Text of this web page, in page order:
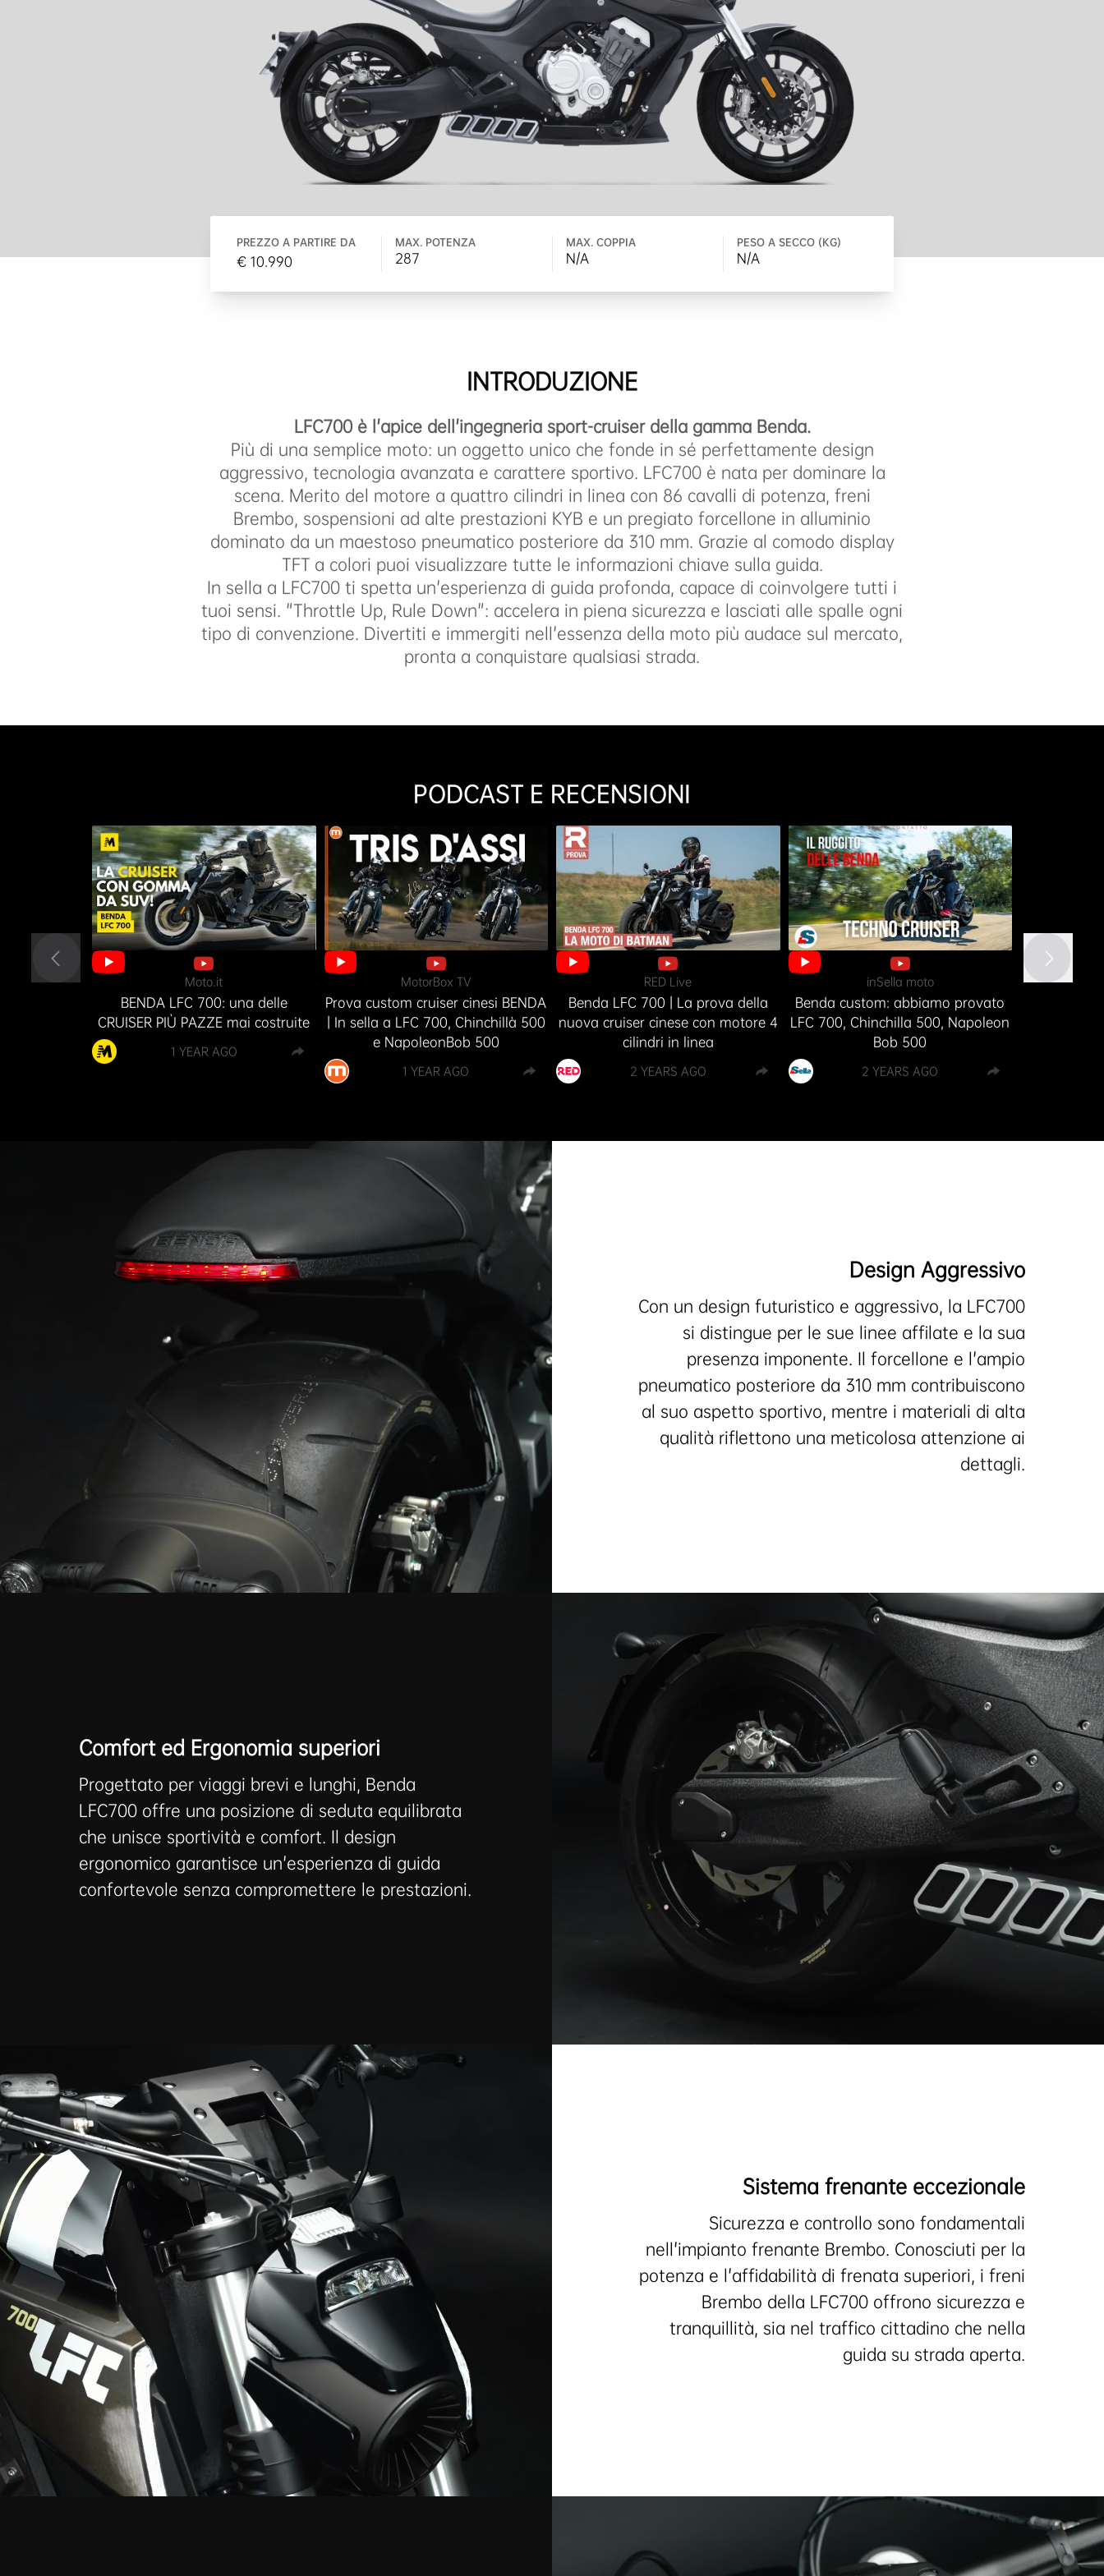
PREZZO A PARTIRE DA
€ 10.990
MAX. POTENZA
287
MAX. COPPIA
N/A
PESO A SECCO (KG)
N/A
INTRODUZIONE
LFC700 è l'apice dell'ingegneria sport-cruiser della gamma Benda.
Più di una semplice moto: un oggetto unico che fonde in sé perfettamente design
aggressivo, tecnologia avanzata e carattere sportivo. LFC700 è nata per dominare la
scena. Merito del motore a quattro cilindri in linea con 86 cavalli di potenza, freni
Brembo, sospensioni ad alte prestazioni KYB e un pregiato forcellone in alluminio
dominato da un maestoso pneumatico posteriore da 310 mm. Grazie al comodo display
TFT a colori puoi visualizzare tutte le informazioni chiave sulla guida.
In sella a LFC700 ti spetta un'esperienza di guida profonda, capace di coinvolgere tutti i
tuoi sensi. "Throttle Up, Rule Down": accelera in piena sicurezza e lasciati alle spalle ogni
tipo di convenzione. Divertiti e immergiti nell'essenza della moto più audace sul mercato,
pronta a conquistare qualsiasi strada.
PODCAST E RECENSIONI
Moto.it
BENDA LFC 700: una delle
CRUISER PIÙ PAZZE mai costruite
1 YEAR AGO
MotorBox TV
Prova custom cruiser cinesi BENDA
| In sella a LFC 700, Chinchillà 500
e NapoleonBob 500
1 YEAR AGO
RED Live
Benda LFC 700 | La prova della
nuova cruiser cinese con motore 4
cilindri in linea
2 YEARS AGO
inSella moto
Benda custom: abbiamo provato
LFC 700, Chinchilla 500, Napoleon
Bob 500
2 YEARS AGO
Design Aggressivo
Con un design futuristico e aggressivo, la LFC700
si distingue per le sue linee affilate e la sua
presenza imponente. Il forcellone e l'ampio
pneumatico posteriore da 310 mm contribuiscono
al suo aspetto sportivo, mentre i materiali di alta
qualità riflettono una meticolosa attenzione ai
dettagli.
Comfort ed Ergonomia superiori
Progettato per viaggi brevi e lunghi, Benda
LFC700 offre una posizione di seduta equilibrata
che unisce sportività e comfort. Il design
ergonomico garantisce un'esperienza di guida
confortevole senza compromettere le prestazioni.
Sistema frenante eccezionale
Sicurezza e controllo sono fondamentali
nell'impianto frenante Brembo. Conosciuti per la
potenza e l'affidabilità di frenata superiori, i freni
Brembo della LFC700 offrono sicurezza e
tranquillità, sia nel traffico cittadino che nella
guida su strada aperta.